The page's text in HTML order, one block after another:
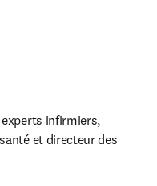
infirmiers,
et directeur des